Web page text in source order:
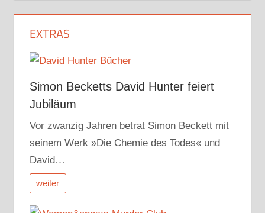
EXTRAS
Simon Becketts David Hunter feiert
Jubiläum
Vor zwanzig Jahren betrat Simon Beckett mit
seinem Werk »Die Chemie des Todes« und
David…
weiter